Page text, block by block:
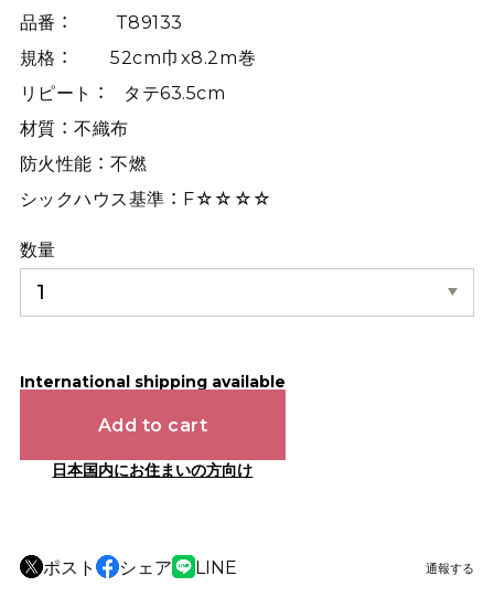
品番 ： T89133
規格 ： 52cm巾x8.2m巻
リピート ： タテ63.5cm
材質 ： 不織布
防火性能 ： 不燃
シックハウス基準 ： F☆☆☆☆
数量
International shipping available
Add to cart
日本国内にお住まいの方向け
ポスト シェア LINE 通報する